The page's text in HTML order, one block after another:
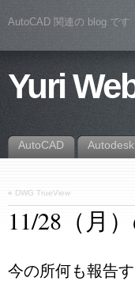
AutoCAD 関連の blog です
Yuri
AutoCAD
« DWG TrueView
11/28（月
今の所何も報告